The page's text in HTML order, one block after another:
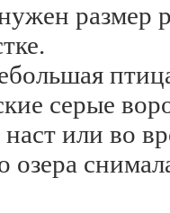
размер
серые
наст или во
озера